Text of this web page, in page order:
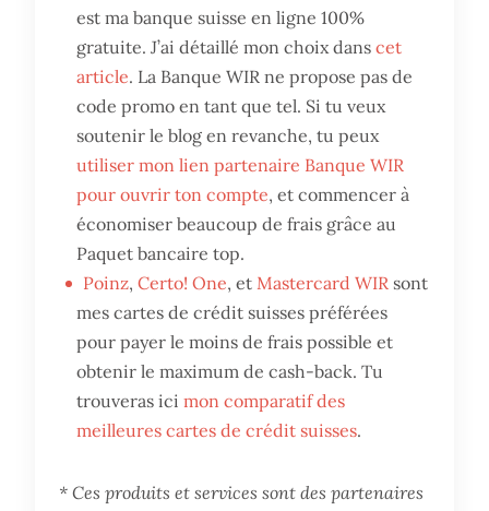
est ma banque suisse en ligne 100%
gratuite. J’ai détaillé mon choix danscet
article. La Banque WIR ne propose pas de
code promo en tant que tel. Si tu veux
soutenir le blog en revanche, tu peux
utiliser mon lien partenaire Banque WIR
pour ouvrir ton compte, et commencer à
économiser beaucoup de frais grâce au
Paquet bancaire top.
Poinz,Certo! One, et Mastercard WIR sont
mes cartes de crédit suisses préférées
pour payer le moins de frais possible et
obtenir le maximum de cash-back. Tu
trouveras icimon comparatif des
meilleures cartes de crédit suisses.
* Ces produits et services sont des partenaires